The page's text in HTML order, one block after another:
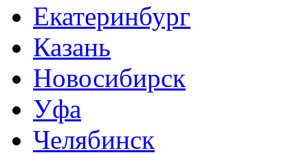
Екатеринбург
Казань
Новосибирск
Уфа
Челябинск